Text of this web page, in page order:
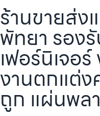
ร้านขายส่ง
พัทยา รอง
เฟอร์นิเจอ
งานตกแต่ง
ถูก แผ่นพล